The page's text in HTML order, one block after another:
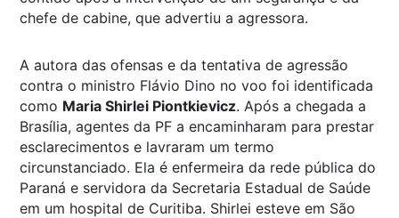
chefe de cabine, que advertiu a agressora.
A autora das ofensas e da tentativa de agressão
contra o ministro Flávio Dino no voo foi identificada
como Maria Shirlei Piontkievicz. Após a chegada a
Brasília, agentes da PF a encaminharam para prestar
esclarecimentos e lavraram um termo
circunstanciado. Ela é enfermeira da rede pública do
Paraná e servidora da Secretaria Estadual de Saúde
em um hospital de Curitiba. Shirlei esteve em São